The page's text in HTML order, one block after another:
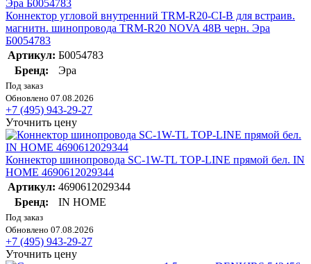
Коннектор угловой внутренний TRM-R20-CI-B для встраив.
магнитн. шинопровода TRM-R20 NOVA 48В черн. Эра
Б0054783
Артикул: Б0054783
Бренд:
Эра
Под заказ
Обновлено 07.08.2026
+7 (495) 943-29-27
Уточнить цену
Коннектор шинопровода SC-1W-TL TOP-LINE прямой бел. IN
HOME 4690612029344
Артикул: 4690612029344
Бренд:
IN HOME
Под заказ
Обновлено 07.08.2026
+7 (495) 943-29-27
Уточнить цену